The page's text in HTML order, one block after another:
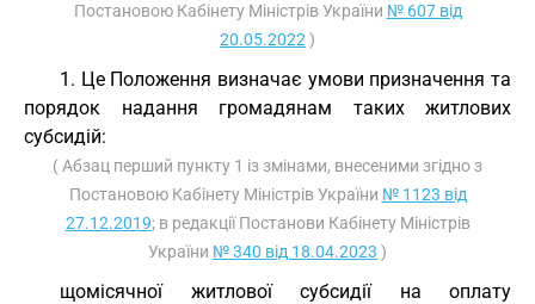
Постановою Кабінету Міністрів України № 607 від
20.05.2022 )
1. Це Положення визначає умови призначення та
порядок надання громадянам таких житлових
субсидій:
( Абзац перший пункту 1 із змінами, внесеними згідно з
Постановою Кабінету Міністрів України № 1123 від
27.12.2019; в редакції Постанови Кабінету Міністрів
України № 340 від 18.04.2023 )
щомісячної житлової субсидії на оплату